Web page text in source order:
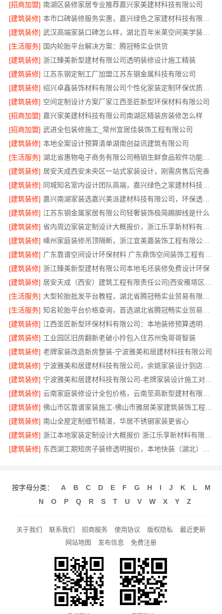
[招商加盟] 南湖区装修家居专业推荐嘉兴家美建材科技有限公司
[建筑装修]
[建筑装修]
武汉高端家装口碑怎么样，湖北百年米莱空间美学装饰材料有限公司实力说话
[生活服务] 国内轮胎平台解决方案：腾冠畅实业供货
[建筑装修] 浙江臻美新型建材有限公司透明装修设计施工精装
[建筑装修] 江苏东钢定制工厂加盟江苏东钢金属科技有限公司
[建筑装修]
绍兴卓鑫装饰材料有限公司个性化家装定制环保优质材料
[建筑装修] 空间定制设计方案厂家江西圣匠新型环保材料有限公司
[招商加盟] 嘉兴家美建材科技有限公司南湖区精装房装修怎么样
[招商加盟] 武进全包装修施工_常州宜居佳装饰工程有限公司
[建筑装修] 本地全案设计预算清单湖南创益讯建筑有限公司
[生活服务]
湖北省惠物电子商务有限公司畅销生鲜食品软件功能解析
[建筑装修] 居安天成西安未央区一站式家装设计，刚需房售后完善
[建筑装修]
[建筑装修]
嘉兴南湖家装选嘉兴美派建材科技有限公司，环保透明报价
[建筑装修] 江苏东钢金属家居有限公司轻奢装饰极简踢脚线是什么
[建筑装修]
[建筑装修]
嵊州家庭装修吊顶隔断，浙江宜美嘉装饰工程有限公司专业服务
[建筑装修]
[建筑装修] 浙江臻美新型建材有限公司本地毛坯装修免费设计环保
[建筑装修]
[生活服务]
[生活服务]
[建筑装修]
[建筑装修] 工业园区旧房翻新老破小拎包入住苏州兔哥哥智装
[建筑装修] 老牌家装改造新房整装-宁波雅美和居建材科技有限公司
[建筑装修]
宁波雅美和居建材科技有限公司，余姚家装设计到店咨询
[建筑装修]
宁波雅美和居建材科技有限公司-老牌家装设计施工对接渠道
[建筑装修]
[建筑装修]
佛山市区靠谱家装施工-佛山市雅居美家建筑装饰工程有限公司
[建筑装修] 南山全屋定制细节精湛，华居不锈钢家装更省心
[建筑装修]
[建筑装修]
按字母分类： A B C D E F G H I J K L
M
N
O P Q R S T U V W X Y Z
关于我们 联系我们 招商服务 使用协议 版权隐私
最近更新
网站地图
发布信息 免费注册